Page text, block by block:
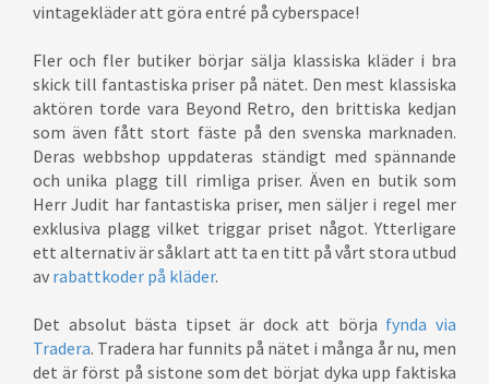
vintagekläder att göra entré på cyberspace!
Fler och fler butiker börjar sälja klassiska kläder i bra
skick till fantastiska priser på nätet. Den mest klassiska
aktören torde vara Beyond Retro, den brittiska kedjan
som även fått stort fäste på den svenska marknaden.
Deras webbshop uppdateras ständigt med spännande
och unika plagg till rimliga priser. Även en butik som
Herr Judit har fantastiska priser, men säljer i regel mer
exklusiva plagg vilket triggar priset något. Ytterligare
ett alternativ är såklart att ta en titt på vårt stora utbud
av rabattkoder på kläder.
Det absolut bästa tipset är dock att börja fynda via
Tradera. Tradera har funnits på nätet i många år nu, men
det är först på sistone som det börjat dyka upp faktiska